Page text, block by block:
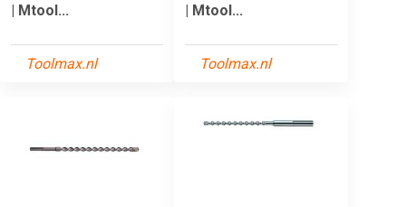
| Mtool...
Toolmax.nl
| Mtool...
Toolmax.nl